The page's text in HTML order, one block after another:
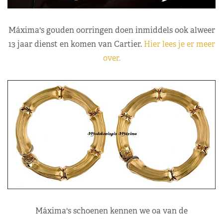
Máxima's gouden oorringen doen inmiddels ook alweer
13 jaar dienst en komen van Cartier. Hier lees je er meer
over.
Máxima's schoenen kennen we oa van de